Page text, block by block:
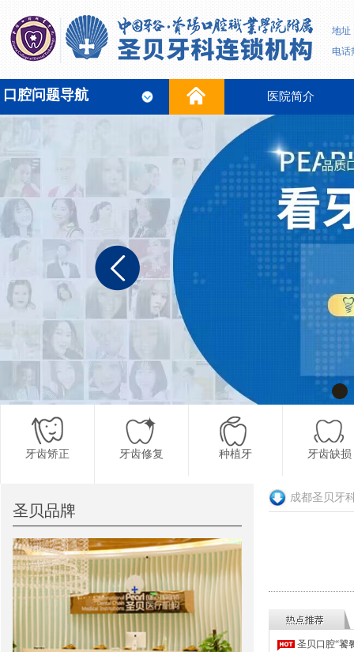
地址
电话
口腔问题导航 医院简介
牙齿矫正 牙齿修复 种植牙 牙齿缺损
更多项目
成都圣贝牙
圣贝口腔“饕
圣贝品牌